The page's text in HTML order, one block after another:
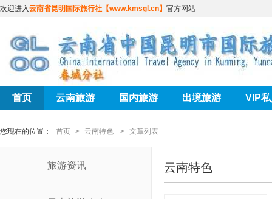
欢迎进入云南省昆明国际旅行社【www.kmsgl.cn】 官方网站
首页 云南旅游 国内旅游 出境旅游 VIP
您现在的位置： 首页 > 云南特色 > 文章列表
旅游资讯 云南特色